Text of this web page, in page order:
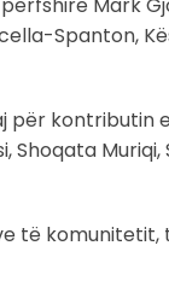
Spanton,
për
Shoqata
të